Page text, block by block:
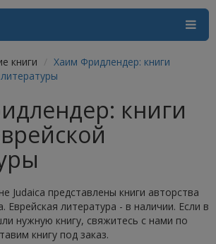
книги
Хаим Фридлендер: книги
книги
Judaica представлены книги авторства
Еврейская литература - в наличии. Если в
нужную книгу, свяжитесь с нами по
книгу под заказ.